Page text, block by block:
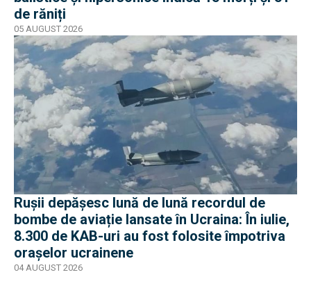
de răniți
05 AUGUST 2026
Rușii depășesc lună de lună recordul de
bombe de aviație lansate în Ucraina: În iulie,
8.300 de KAB-uri au fost folosite împotriva
orașelor ucrainene
04 AUGUST 2026